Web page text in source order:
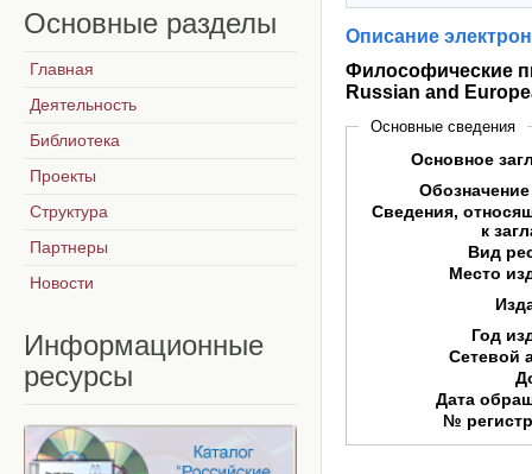
Описание
Философические
Russian and
Основные сведения
Основное
Сведения,
к
Вид
Место
Год
Сетевой
Дата
№
Основные разделы
Главная
Деятельность
Библиотека
Проекты
Структура
Партнеры
Новости
Информационные
ресурсы